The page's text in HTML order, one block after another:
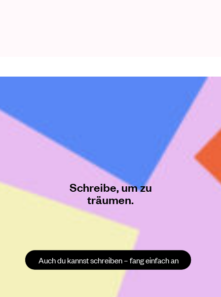
Auch du kannst schreiben – fang einfach an
Schreibe, um zu
träumen.